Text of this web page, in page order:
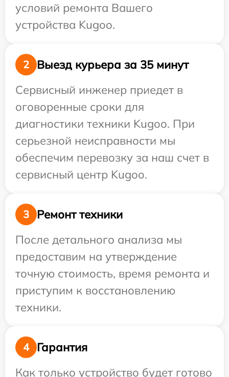
условий ремонта Вашего
устройства Kugoo.
2
Выезд курьера за 35 минут
Сервисный инженер приедет в
оговоренные сроки для
диагностики техники Kugoo. При
серьезной неисправности мы
обеспечим перевозку за наш счет в
сервисный центр Kugoo.
3
Ремонт техники
После детального анализа мы
предоставим на утверждение
точную стоимость, время ремонта и
приступим к восстановлению
техники.
4
Гарантия
Как только устройство будет готово